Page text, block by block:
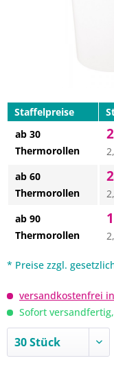
Staffelpreise
ab 30
Thermorollen
ab 60
Thermorollen
ab 90
Thermorollen
* Preise zzgl.
versandkostenfrei
Sofort